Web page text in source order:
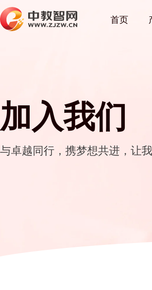
首页
加入我们
与卓越同行，携梦想共进，让